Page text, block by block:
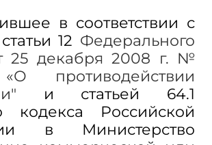
в соответствии с
12 Федерального
25 декабря 2008 г. №
противодействии
и статьей 64.1
кодекса Российской
в Министерство